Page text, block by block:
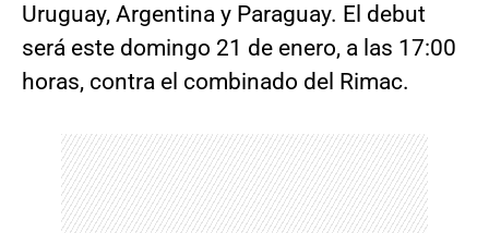
Uruguay, Argentina y Paraguay. El debut
será este domingo 21 de enero, a las 17:00
horas, contra el combinado del Rimac.